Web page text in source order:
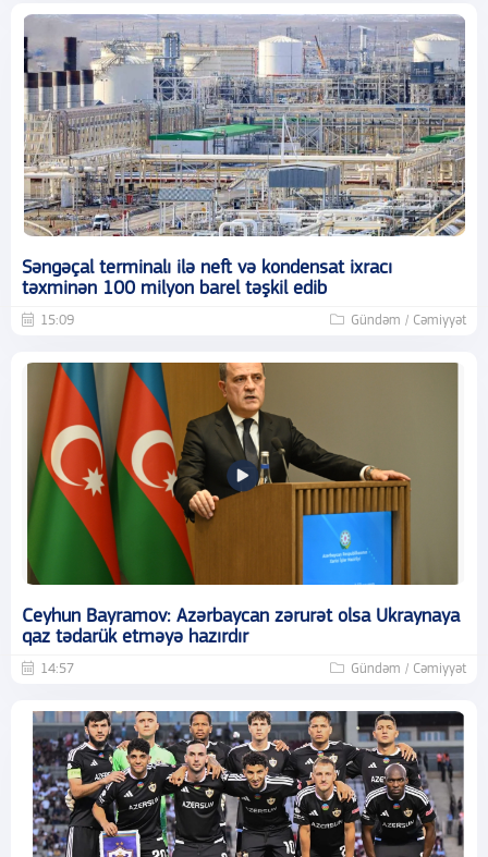
Səngəçal terminalı ilə neft və kondensat ixracı
təxminən 100 milyon barel təşkil edib
15:09 Gündəm / Cəmiyyət
Ceyhun Bayramov: Azərbaycan zərurət olsa Ukraynaya
qaz tədarük etməyə hazırdır
14:57 Gündəm / Cəmiyyət